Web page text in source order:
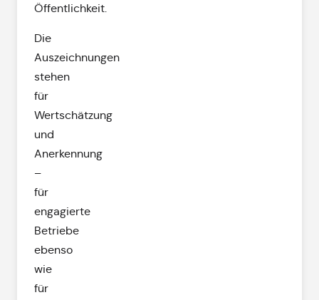
Öffentlichkeit.
Die
Auszeichnungen
stehen
für
Wertschätzung
und
Anerkennung
–
für
engagierte
Betriebe
ebenso
wie
für